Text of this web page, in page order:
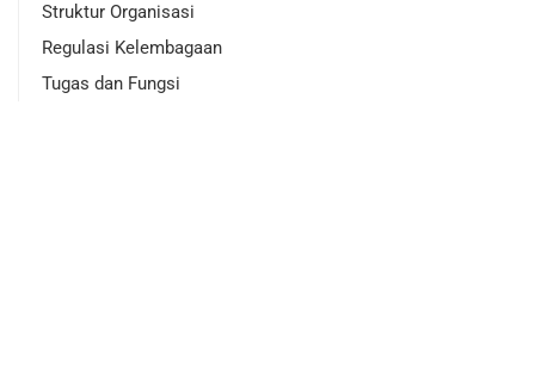
Struktur Organisasi
Regulasi Kelembagaan
Tugas dan Fungsi